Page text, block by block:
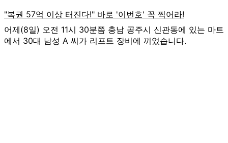
어제(8일) 오전 11시 30분쯤 충남 공주시 신관동에 있는 마트
에서 30대 남성 A 씨가 리프트 장비에 끼었습니다.